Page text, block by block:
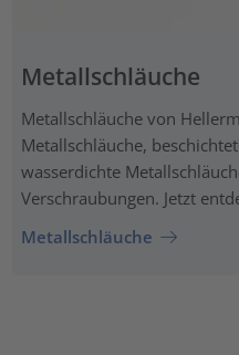
Metallschläuche
Metallschläuche von
Metallschläuche,
wasserdichte
Verschraubungen. Jetzt
Metallschläuche